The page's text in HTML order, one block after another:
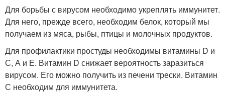
Для борьбы с вирусом необходимо укреплять иммунитет.
Для него, прежде всего, необходим белок, который мы
получаем из мяса, рыбы, птицы и молочных продуктов.
Для профилактики простуды необходимы витамины D и
С, А и Е. Витамин D снижает вероятность заразиться
вирусом. Его можно получить из печени трески. Витамин
С необходим для иммунитета.